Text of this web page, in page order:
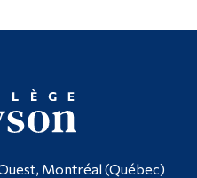
Montréal (Québec)